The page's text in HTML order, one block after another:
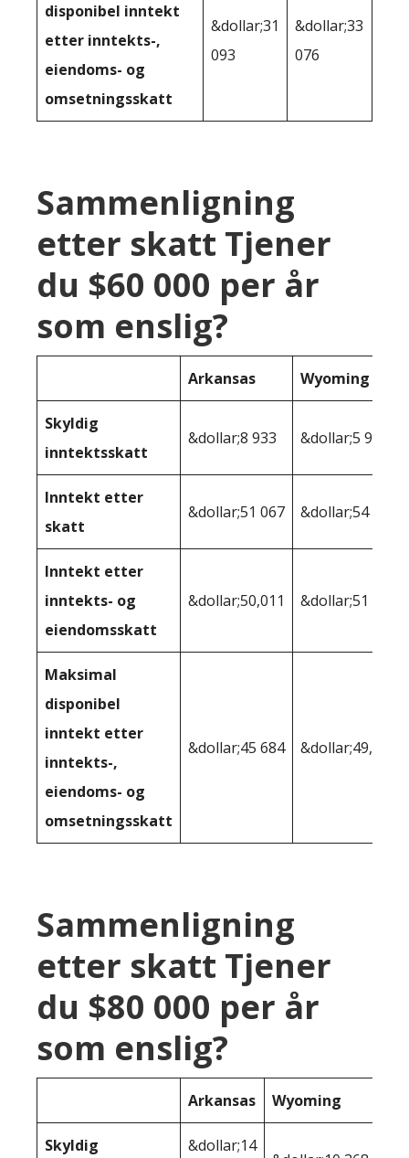
disponibel inntekt
etter inntekts-,
eiendoms- og
omsetningsskatt
&dollar;31
093
&dollar;33
076
Sammenligning
etter skatt Tjener
du $60 000 per år
som enslig?
Arkansas Wyoming
Skyldig
inntektsskatt
&dollar;8 933 &dollar;5 968
Inntekt etter
skatt
&dollar;51 067 &dollar;54 032
Inntekt etter
inntekts- og
eiendomsskatt
&dollar;50,011 &dollar;51 875
Maksimal
disponibel
inntekt etter
inntekts-,
eiendoms- og
omsetningsskatt
&dollar;45 684 &dollar;49,301
Sammenligning
etter skatt Tjener
du $80 000 per år
som enslig?
Arkansas Wyoming
Skyldig &dollar;14